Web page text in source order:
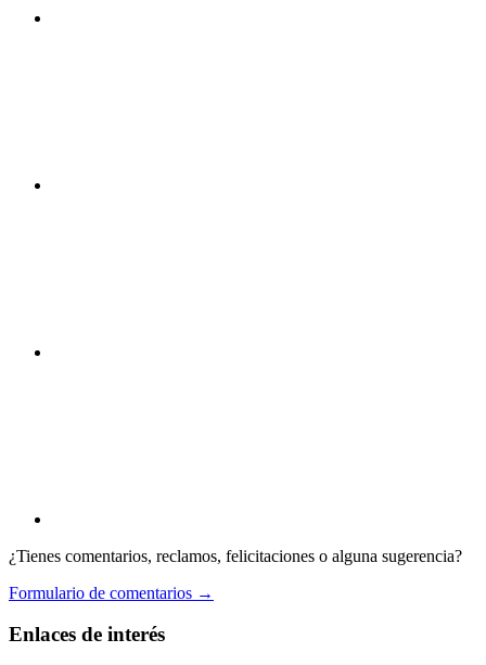
¿Tienes comentarios, reclamos, felicitaciones o alguna sugerencia?
Formulario de comentarios →
Enlaces de interés